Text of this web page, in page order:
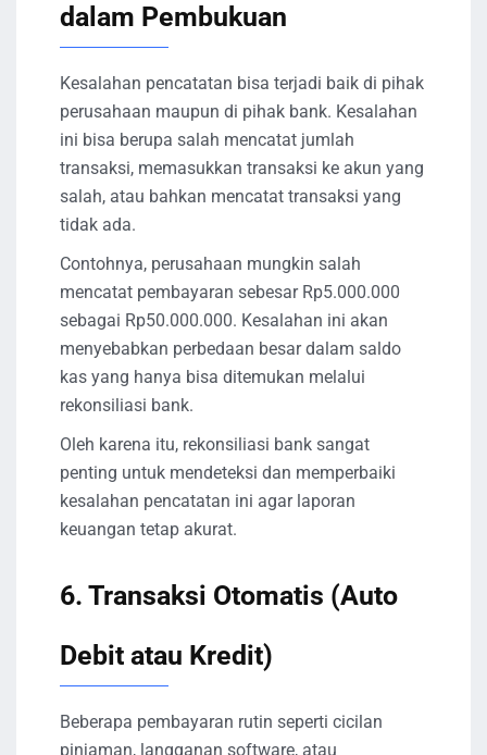
dalam Pembukuan
Kesalahan pencatatan bisa terjadi baik di pihak
perusahaan maupun di pihak bank. Kesalahan
ini bisa berupa salah mencatat jumlah
transaksi, memasukkan transaksi ke akun yang
salah, atau bahkan mencatat transaksi yang
tidak ada.
Contohnya, perusahaan mungkin salah
mencatat pembayaran sebesar Rp5.000.000
sebagai Rp50.000.000. Kesalahan ini akan
menyebabkan perbedaan besar dalam saldo
kas yang hanya bisa ditemukan melalui
rekonsiliasi bank.
Oleh karena itu, rekonsiliasi bank sangat
penting untuk mendeteksi dan memperbaiki
kesalahan pencatatan ini agar laporan
keuangan tetap akurat.
6. Transaksi Otomatis (Auto
Debit atau Kredit)
Beberapa pembayaran rutin seperti cicilan
pinjaman, langganan software, atau